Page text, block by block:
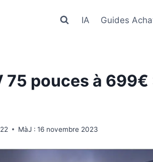
IA Guides
75 pouces à 699€
MàJ : 16 novembre 2023